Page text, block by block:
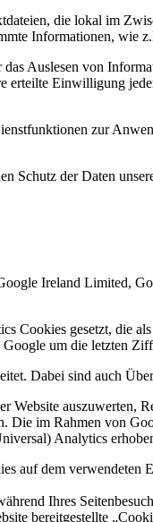
die lokal im
Informationen, wie
Auslesen von
Einwilligung
zur
Schutz der Daten
Ireland
Cookies gesetzt, die
um die letzten
Dabei sind auch
auszuwerten,
Die im Rahmen von
Analytics
auf dem
Ihres
bereitgestellte